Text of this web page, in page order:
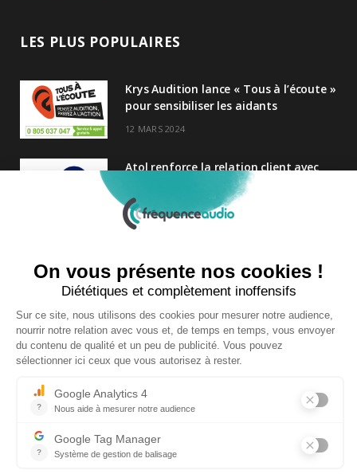
LES PLUS POPULAIRES
Krys Audition lance « Tous à l’écoute »
pour sensibiliser les aidants
12 MARS 2024
Atol renforce la relation client avec
une nouvelle campagne axée sur la
satisfaction
25 FÉVRIER 2025
Audition Conseil
27 MARS 2024
Copyright © 2026 | Tous droits réservés |
Politique de confidentialité|Plan du site Visiperf